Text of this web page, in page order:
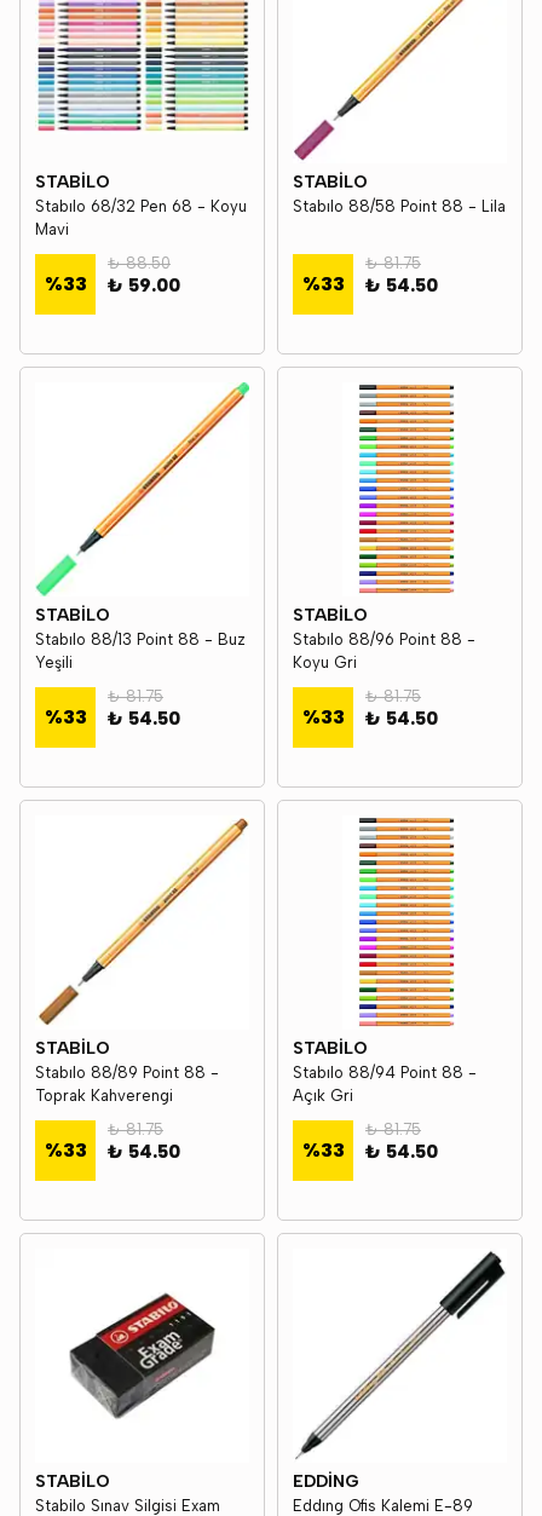
STABİLO
Stabılo 68/32 Pen 68 - Koyu
Mavi
%33
₺ 88.50
₺ 59.00
STABİLO
Stabılo 88/58 Point 88 - Lila
%33
₺ 81.75
₺ 54.50
STABİLO
Stabılo 88/13 Point 88 - Buz
Yeşili
%33
₺ 81.75
₺ 54.50
STABİLO
Stabılo 88/96 Point 88 -
Koyu Gri
%33
₺ 81.75
₺ 54.50
STABİLO
Stabılo 88/89 Point 88 -
Toprak Kahverengi
%33
₺ 81.75
₺ 54.50
STABİLO
Stabılo 88/94 Point 88 -
Açık Gri
%33
₺ 81.75
₺ 54.50
STABİLO
Stabilo Sınav Silgisi Exam
EDDİNG
Eddıng Ofis Kalemi E-89